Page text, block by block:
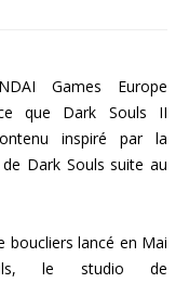
Games Europe
que Dark Souls II
inspiré par la
Dark Souls suite au
boucliers lancé en Mai
le studio de